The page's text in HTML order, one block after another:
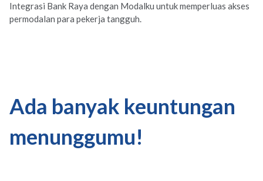
Integrasi Bank Raya dengan Modalku untuk memperluas akses
permodalan para pekerja tangguh.
Ada banyak keuntungan
menunggumu!